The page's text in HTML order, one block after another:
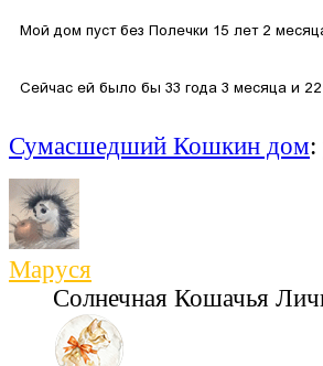
Сумасшедший Кошкин дом:
Маруся
Солнечная Кошачья